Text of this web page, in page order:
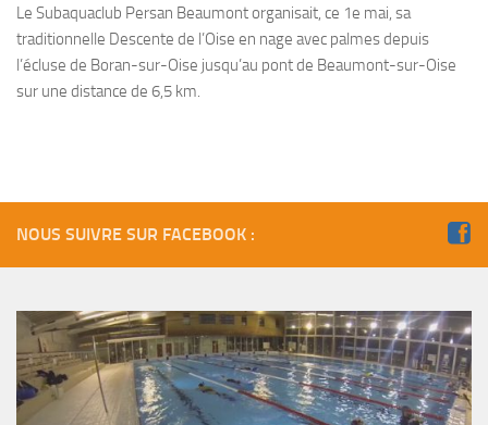
sorties 2017
Sorties 2015
Environnement et Biologie Sub
Formations
AUDIOVISUEL
Photo
Vidéo
Peinture
Le Subaquaclub Persan Beaumont organisait, ce 1e mai, sa
traditionnelle Descente de l’Oise en nage avec palmes depuis
l’écluse de Boran-sur-Oise jusqu’au pont de Beaumont-sur-Oise
sur une distance de 6,5 km.
NOUS SUIVRE SUR FACEBOOK :